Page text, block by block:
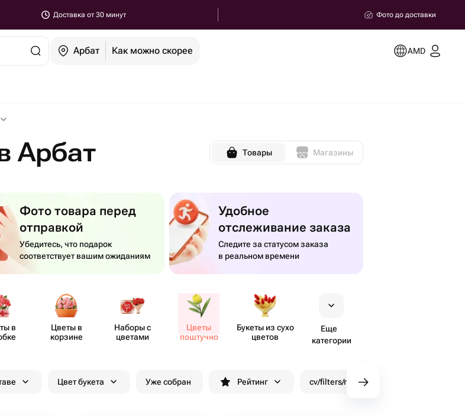
Доставка от 30 минут Фото до доставки
Арбат Как можно скорее AMD
Арбат Товары Магазины
Фото товара перед
отправкой
Убедитесь, что подарок
соответствует вашим ожиданиям
Удобное
отслеживание заказа
Следите за статусом заказа
в реальном времени
в
Цветы в
корзине
Наборы с
цветами
Цветы
поштучно
Букеты из сухо​
цветов
Еще
категории
Цвет букета Уже собран Рейтинг cv/filters/name_fast_delivery